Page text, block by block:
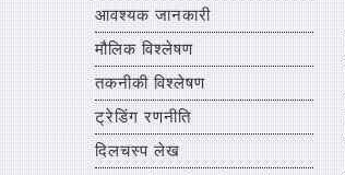
आवश्यक जानकारी
मौलिक विश्लेषण
तकनीकी विश्लेषण
ट्रेडिंग रणनीति
दिलचस्प लेख